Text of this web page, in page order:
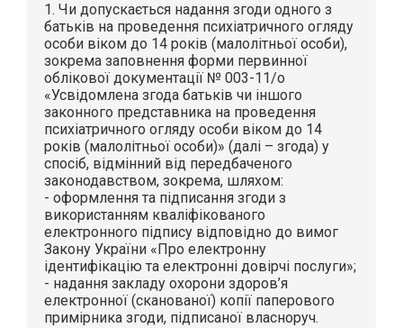
1. Чи допускається надання згоди одного з
батьків на проведення психіатричного огляду
особи віком до 14 років (малолітньої особи),
зокрема заповнення форми первинної
облікової документації № 003-11/о
«Усвідомлена згода батьків чи іншого
законного представника на проведення
психіатричного огляду особи віком до 14
років (малолітньої особи)» (далі – згода) у
спосіб, відмінний від передбаченого
законодавством, зокрема, шляхом:
- оформлення та підписання згоди з
використанням кваліфікованого
електронного підпису відповідно до вимог
Закону України «Про електронну
ідентифікацію та електронні довірчі послуги»;
- надання закладу охорони здоров’я
електронної (сканованої) копії паперового
примірника згоди, підписаної власноруч.